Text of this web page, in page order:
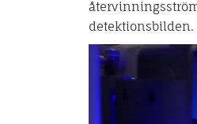
detektionsbilden.